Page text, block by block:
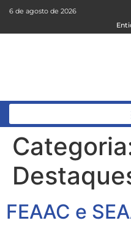
6 de agosto de 2026
FEAAC e